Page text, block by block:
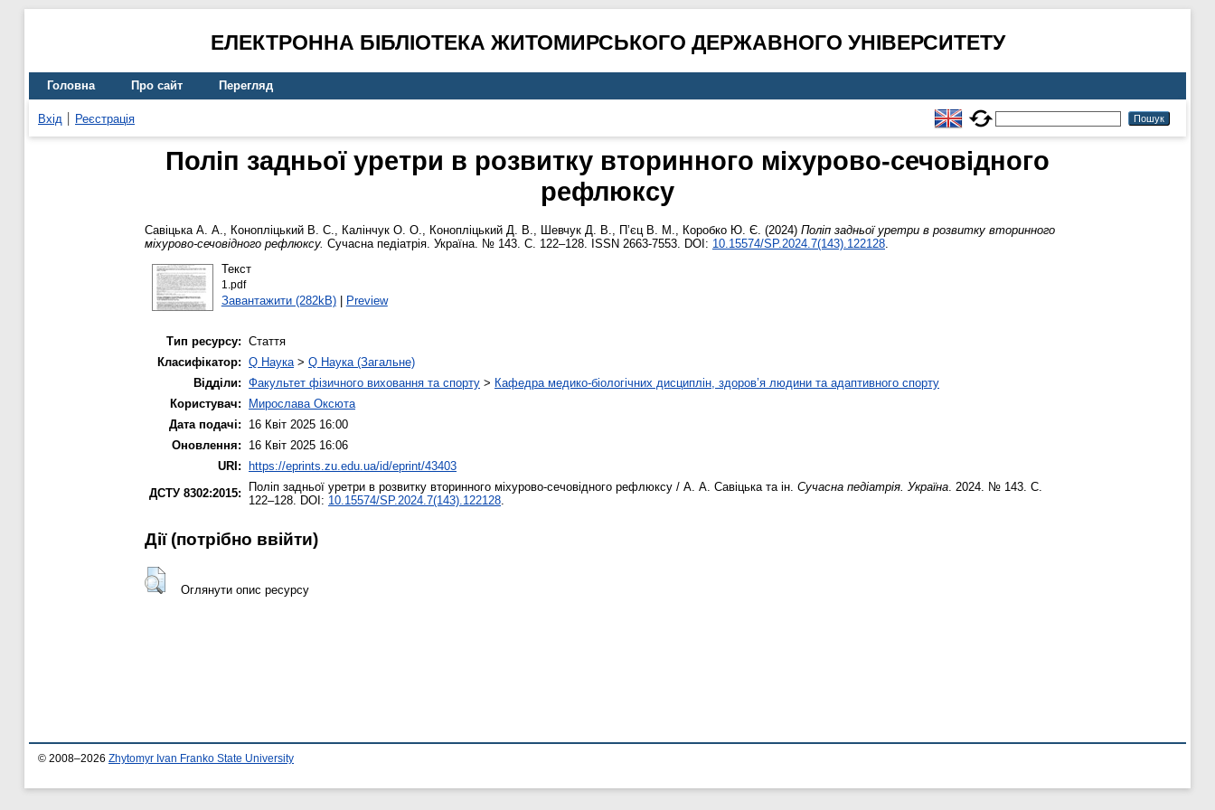
ЕЛЕКТРОННА БІБЛІОТЕКА ЖИТОМИРСЬКОГО ДЕРЖАВНОГО УНІВЕРСИТЕТУ
Головна Про сайт Перегляд
Вхід Реєстрація
Поліп задньої уретри в розвитку вторинного міхурово‑сечовідного
рефлюксу
Савіцька А. А., Конопліцький В. С., Калінчук О. О., Конопліцький Д. В., Шевчук Д. В., П’єц В. М., Коробко Ю. Є. (2024) Поліп задньої уретри в розвитку вторинного
міхурово‑сечовідного рефлюксу. Сучасна педіатрія. Україна. № 143. С. 122–128. ISSN 2663-7553. DOI: 10.15574/SP.2024.7(143).122128.
Текст
1.pdf
Завантажити (282kB)| Preview
Тип ресурсу: Стаття
Класифікатор: Q Наука> Q Наука (Загальне)
Відділи: Факультет фізичного виховання та спорту > Кафедра медико-біологічних дисциплін, здоров’я людини та адаптивного спорту
Користувач:
Мирослава Оксюта
Дата подачі:
16 Квіт 2025 16:00
Оновлення:
16 Квіт 2025 16:06
URI:
https://eprints.zu.edu.ua/id/eprint/43403
ДСТУ 8302:2015:
Поліп задньої уретри в розвитку вторинного міхурово‑сечовідного рефлюксу / А. А. Савіцька та ін. Сучасна педіатрія. Україна. 2024. № 143. С.
122–128. DOI: 10.15574/SP.2024.7(143).122128.
Дії ​​(потрібно ввійти)
Оглянути опис ресурсу
© 2008–2026 Zhytomyr Ivan Franko State University